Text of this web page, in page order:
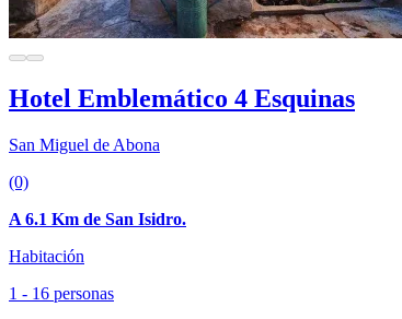
Hotel Emblemático 4 Esquinas
San Miguel de Abona
(0)
A 6.1 Km de San Isidro.
Habitación
1 - 16 personas